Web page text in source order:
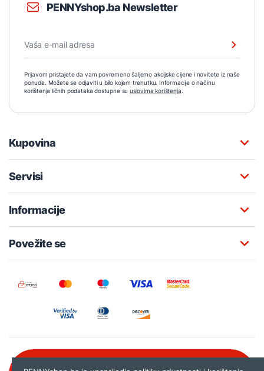
PENNYshop.ba Newsletter
Prijavom pristajete da vam povremeno šaljemo akcijske cijene i novitete iz naše
ponude. Možete se odjaviti u bilo kojem trenutku. Informacije o načinu
korištenja ličnih podataka dostupne su uslovima korištenja.
Kupovina
Servisi
Informacije
Povežite se